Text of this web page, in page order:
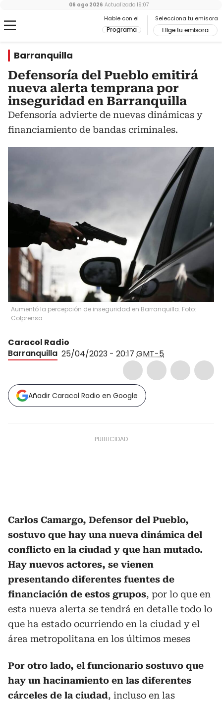
Hable con el
Programa
Selecciona tu emisora
Elige tu emisora
06 ago 2026 Actualizado 19:07
Barranquilla
Defensoría del Pueblo emitirá
nueva alerta temprana por
inseguridad en Barranquilla
Defensoría advierte de nuevas dinámicas y
financiamiento de bandas criminales.
Aumentó la percepción de inseguridad en Barranquilla. Foto:
Colprensa
Caracol Radio
Barranquilla 25/04/2023 - 20:17 GMT-5
Añadir Caracol Radio en Google
Carlos Camargo, Defensor del Pueblo,
sostuvo que hay una nueva dinámica del
conflicto en la ciudad y que han mutado.
Hay nuevos actores, se vienen
presentando diferentes fuentes de
financiación de estos grupos, por lo que en
esta nueva alerta se tendrá en detalle todo lo
que ha estado ocurriendo en la ciudad y el
área metropolitana en los últimos meses
Por otro lado, el funcionario sostuvo que
hay un hacinamiento en las diferentes
cárceles de la ciudad, incluso en las